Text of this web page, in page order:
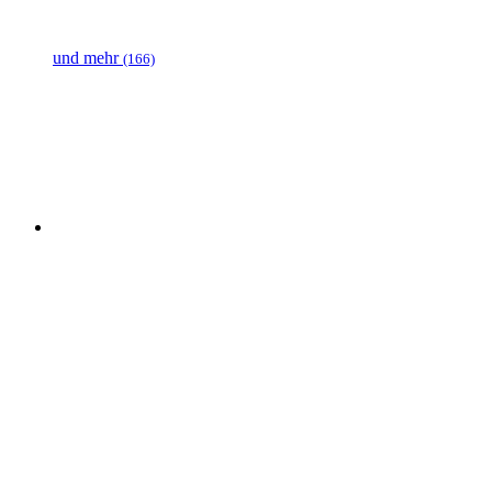
und mehr (166)